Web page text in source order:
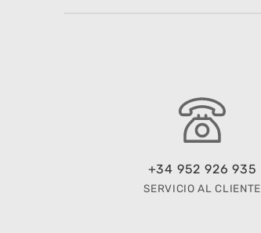
+34 952 926 935
SERVICIO AL CLIENTE